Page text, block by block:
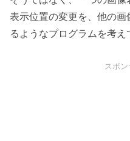
表示位置の変更を、他の
るようなプログラムを考え
スポン